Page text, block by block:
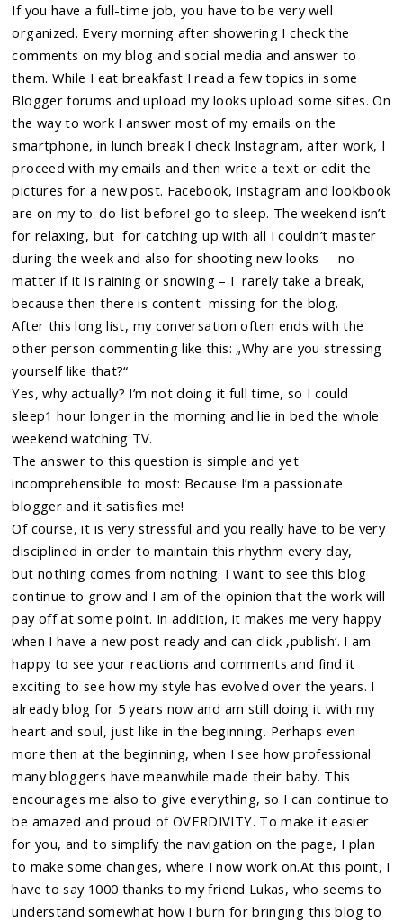
If you have a full-time job, you have to be very well
organized. Every morning after showering I check the
comments on my blog and social media and answer to
them. While I eat breakfast I read a few topics in some
Blogger forums and upload my looks upload some sites. On
the way to work I answer most of my emails on the
smartphone, in lunch break I check Instagram, after work, I
proceed with my emails and then write a text or edit the
pictures for a new post. Facebook, Instagram and lookbook
are on my to-do-list beforeI go to sleep. The weekend isn’t
for relaxing, but for catching up with all I couldn’t master
during the week and also for shooting new looks – no
matter if it is raining or snowing – I rarely take a break,
because then there is content missing for the blog.
After this long list, my conversation often ends with the
other person commenting like this: „Why are you stressing
yourself like that?“
Yes, why actually? I’m not doing it full time, so I could
sleep1 hour longer in the morning and lie in bed the whole
weekend watching TV.
The answer to this question is simple and yet
incomprehensible to most: Because I’m a passionate
blogger and it satisfies me!
Of course, it is very stressful and you really have to be very
disciplined in order to maintain this rhythm every day,
but nothing comes from nothing. I want to see this blog
continue to grow and I am of the opinion that the work will
pay off at some point. In addition, it makes me very happy
when I have a new post ready and can click ‚publish‘. I am
happy to see your reactions and comments and find it
exciting to see how my style has evolved over the years. I
already blog for 5 years now and am still doing it with my
heart and soul, just like in the beginning. Perhaps even
more then at the beginning, when I see how professional
many bloggers have meanwhile made their baby. This
encourages me also to give everything, so I can continue to
be amazed and proud of OVERDIVITY. To make it easier
for you, and to simplify the navigation on the page, I plan
to make some changes, where I now work on.At this point, I
have to say 1000 thanks to my friend Lukas, who seems to
understand somewhat how I burn for bringing this blog to